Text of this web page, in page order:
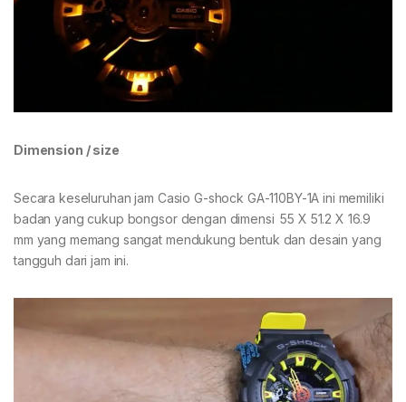
Dimension / size
Secara keseluruhan jam Casio G-shock GA-110BY-1A ini memiliki
badan yang cukup bongsor dengan dimensi 55 X 51.2 X 16.9
mm yang memang sangat mendukung bentuk dan desain yang
tangguh dari jam ini.